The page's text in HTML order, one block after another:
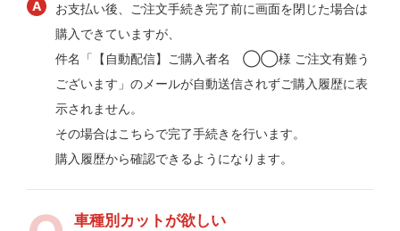
お支払い後、ご注文手続き完了前に画面を閉じた場合は
購入できていますが、
件名「【自動配信】ご購入者名 ◯◯様 ご注文有難う
ございます」のメールが自動送信されずご購入履歴に表
示されません。
その場合はこちらで完了手続きを行います。
購入履歴から確認できるようになります。
車種別カットが欲しい